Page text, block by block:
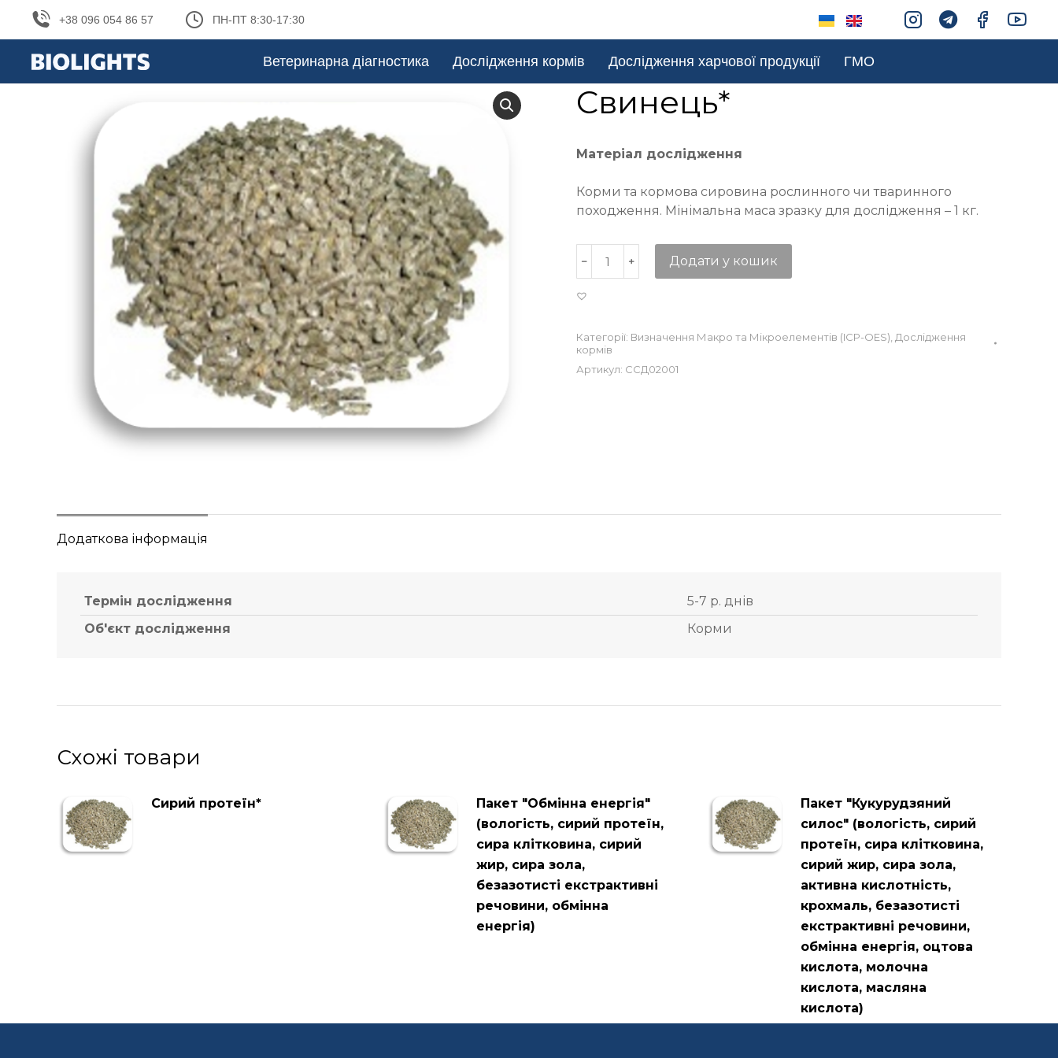
+38 096 054 86 57 ПН-ПТ 8:30-17:30
Ветеринарна діагностика Дослідження кормів Дослідження харчової продукції ГМО
Свинець*
Матеріал дослідження
Корми та кормова сировина рослинного чи тваринного
походження. Мінімальна маса зразку для дослідження – 1 кг.
Додати у кошик
Категорії: Визначення Макро та Мікроелементів (ICP-OES) Дослідження
кормів
Артикул: ССД02001
Додаткова інформація
Термін дослідження
5-7 р. днів
Об'єкт дослідження
Корми
Схожі товари
Сирий протеїн*
Пакет "Обмінна енергія"
(вологість, сирий протеїн,
сира клітковина, сирий
жир, сира зола,
безазотисті екстрактивні
речовини, обмінна
енергія)
Пакет "Кукурудзяний
силос" (вологість, сирий
протеїн, сира клітковина,
сирий жир, сира зола,
активна кислотність,
крохмаль, безазотисті
екстрактивні речовини,
обмінна енергія, оцтова
кислота, молочна
кислота, масляна
кислота)